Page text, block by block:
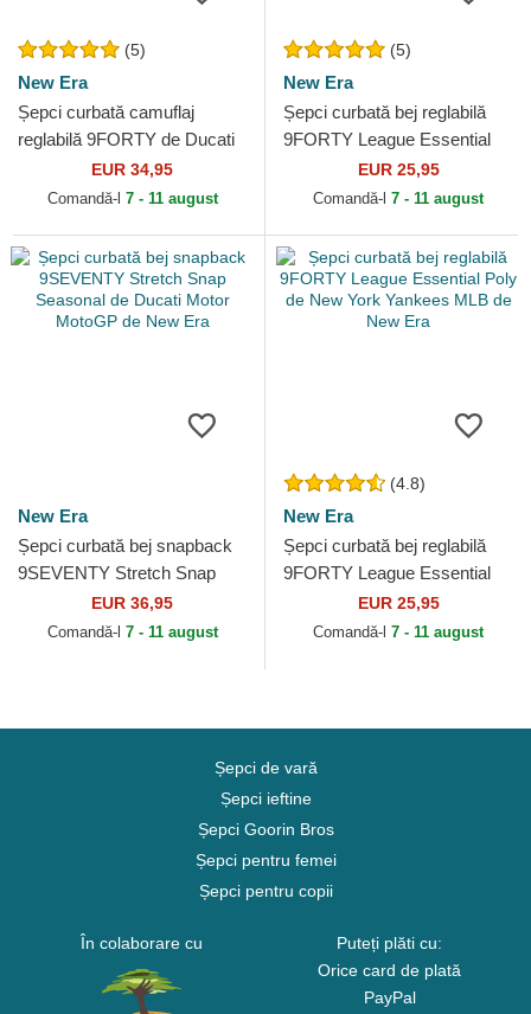
(5)
New Era
Șepci curbată camuflaj
reglabilă 9FORTY de Ducati
Motor MotoGP de New Era
EUR 34,95
Comandă-l 7 - 11 august
(5)
New Era
Șepci curbată bej reglabilă
9FORTY League Essential
de New York Yankees MLB
de New Era
EUR 25,95
Comandă-l 7 - 11 august
New Era
Șepci curbată bej snapback
9SEVENTY Stretch Snap
Seasonal de Ducati Motor
MotoGP de New Era
EUR 36,95
Comandă-l 7 - 11 august
(4.8)
New Era
Șepci curbată bej reglabilă
9FORTY League Essential
Poly de New York Yankees
MLB de New Era
EUR 25,95
Comandă-l 7 - 11 august
Șepci de vară
Șepci ieftine
Șepci Goorin Bros
Șepci pentru femei
Șepci pentru copii
În colaborare cu
Puteți plăti cu:
Orice card de plată
PayPal